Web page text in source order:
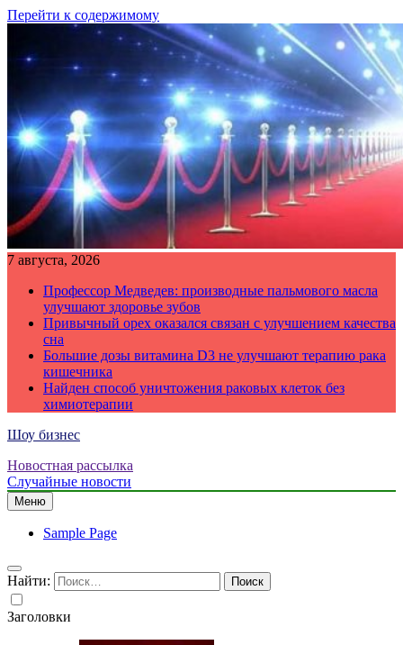
Перейти к содержимому
7 августа, 2026
Профессор Медведев: производные пальмового масла
улучшают здоровье зубов
Привычный орех оказался связан с улучшением качества
сна
Большие дозы витамина D3 не улучшают терапию рака
кишечника
Найден способ уничтожения раковых клеток без
химиотерапии
Шоу бизнес
Новостная рассылка
Случайные новости
Меню
Sample Page
Найти:
Заголовки